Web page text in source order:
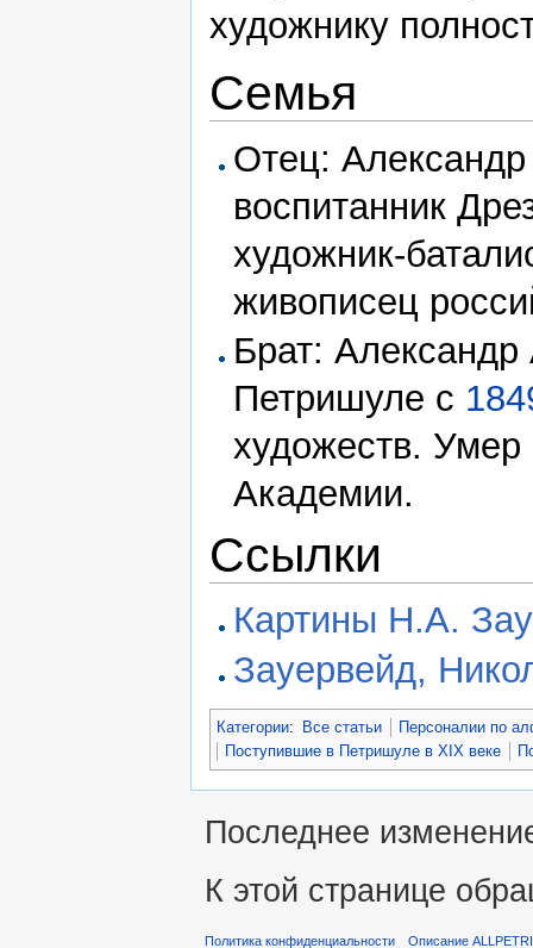
художнику
Семья
Отец:
воспитанник
художник-
живописец
Брат: Александр
Петришуле с
художеств.
Академии.
Ссылки
Картины Н.А.
Зауервейд,
Категории: Все статьи
Персоналии по
Поступившие в Петришуле в XIX веке
Последнее
К этой странице
Политика конфиденциальности Описание